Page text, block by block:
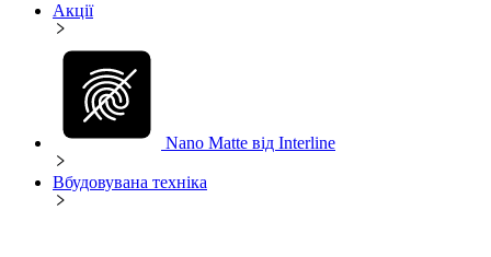
Акції
Nano Matte від Interline
Вбудовувана техніка